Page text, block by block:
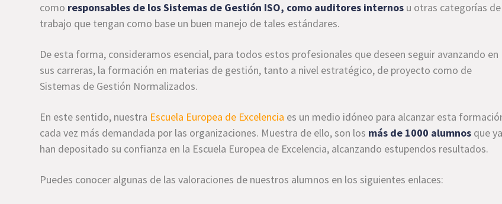
como responsables de los Sistemas de Gestión ISO, como auditores internos u otras categorías de
trabajo que tengan como base un buen manejo de tales estándares.
De esta forma, consideramos esencial, para todos estos profesionales que deseen seguir avanzando en
sus carreras, la formación en materias de gestión, tanto a nivel estratégico, de proyecto como de
Sistemas de Gestión Normalizados.
En este sentido, nuestra Escuela Europea de Excelencia es un medio idóneo para alcanzar esta
cada vez más demandada por las organizaciones. Muestra de ello, son los más de 1000 alumnos que ya
han depositado su confianza en la Escuela Europea de Excelencia, alcanzando estupendos resultados.
Puedes conocer algunas de las valoraciones de nuestros alumnos en los siguientes enlaces: